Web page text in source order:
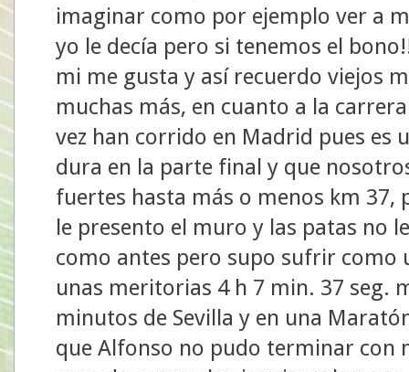
imaginar como por ejemplo ver a
yo le decía pero si tenemos el
mi me gusta y así recuerdo viejos
muchas más, en cuanto a la
vez han corrido en Madrid pues es
dura en la parte final y que
fuertes hasta más o menos km 37,
le presento el muro y las patas no
como antes pero supo sufrir como
unas meritorias 4 h 7 min. 37 seg.
minutos de Sevilla y en una
que Alfonso no pudo terminar con